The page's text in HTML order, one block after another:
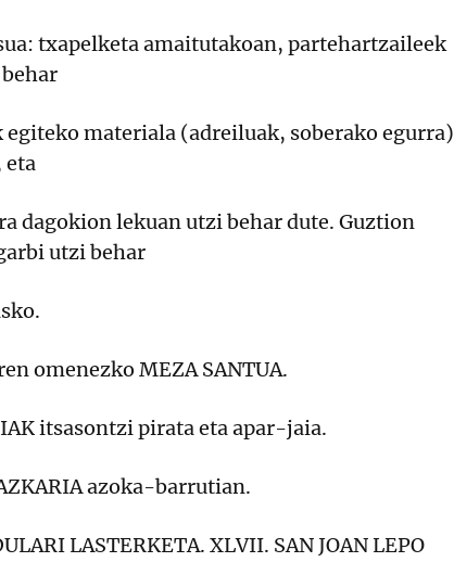
txapelketa amaitutakoan, partehartzaileek
materiala (adreiluak, soberako egurra)
eta
dagokion lekuan utzi behar dute. Guztion
utzi behar
omenezko MEZA SANTUA.
itsasontzi pirata eta apar-jaia.
azoka-barrutian.
LASTERKETA. XLVII. SAN JOAN LEPO